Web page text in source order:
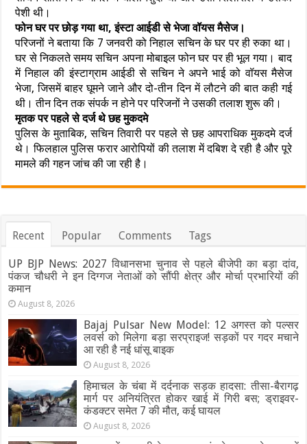
पेशी थी।
फोन घर पर छोड़ गया था, इंस्टा आईडी से भेजा वॉयस मैसेज।
परिजनों ने बताया कि 7 जनवरी को निहाल सचिन के घर पर ही रुका था।
घर से निकलते समय सचिन अपना मोबाइल फोन घर पर ही भूल गया। बाद
में निहाल की इंस्टाग्राम आईडी से सचिन ने अपने भाई को वॉयस मैसेज
भेजा, जिसमें बाहर घूमने जाने और दो-तीन दिन में लौटने की बात कही गई
थी। तीन दिन तक संपर्क न होने पर परिजनों ने उसकी तलाश शुरू की।
मृतक पर पहले से दर्ज थे छह मुकदमे
पुलिस के मुताबिक, सचिन तिवारी पर पहले से छह आपराधिक मुकदमे दर्ज
थे। फिलहाल पुलिस फरार आरोपियों की तलाश में दबिश दे रही है और पूरे
मामले की गहन जांच की जा रही है।
Recent Popular Comments Tags
UP BJP News: 2027 विधानसभा चुनाव से पहले बीजेपी का बड़ा दांव,
पंकज चौधरी ने इन दिग्गज नेताओं को सौंपी क्षेत्र और मोर्चा प्रभारियों की
कमान
August 8, 2026
Bajaj Pulsar New Model: 12 अगस्त को पल्सर
लवर्स को मिलेगा बड़ा सरप्राइज! सड़कों पर गदर मचाने
आ रही है नई धांसू बाइक
August 8, 2026
हिमाचल के चंबा में दर्दनाक सड़क हादसा: तीसा-बैरागढ़
मार्ग पर अनियंत्रित होकर खाई में गिरी बस; ड्राइवर-
कंडक्टर समेत 7 की मौत, कई घायल
August 8, 2026